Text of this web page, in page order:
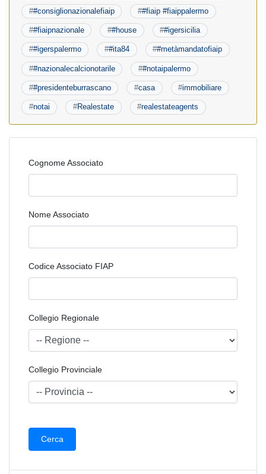
##consiglionazionalefiaip ##fiaip #fiaippalermo
##fiaipnazionale ##house ##igersicilia
##igerspalermo ##ita84 ##metàmandatofiaip
##nazionalecalcionotarile ##notaipalermo
##presidenteburrascano #casa #immobiliare
#notai #Realestate #realestateagents
Cognome Associato
Nome Associato
Codice Associato FIAP
Collegio Regionale
Collegio Provinciale